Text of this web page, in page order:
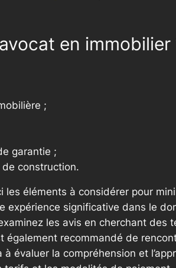
en immobilier
;
garantie ;
construction.
éléments à considérer pour
expérience significative dans le
les avis en cherchant des
recommandé de
la compréhension et